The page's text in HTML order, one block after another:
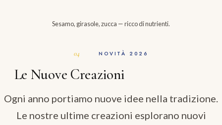
Sesamo, girasole, zucca — ricco di nutrienti.
NOVITÀ 2026
Le Nuove Creazioni
Ogni anno portiamo nuove idee nella tradizione.
Le nostre ultime creazioni esplorano nuovi